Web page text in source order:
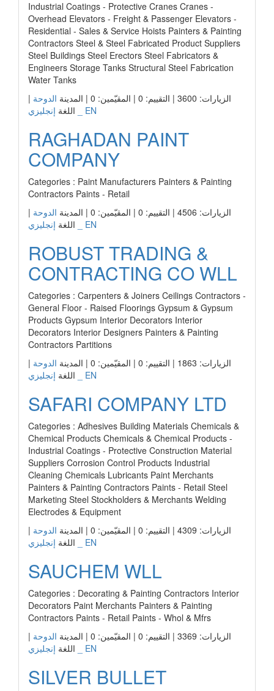
Industrial Coatings - Protective Cranes Cranes -
Overhead Elevators - Freight & Passenger Elevators -
Residential - Sales & Service Hoists Painters & Painting
Contractors Steel & Steel Fabricated Product Suppliers
Steel Buildings Steel Erectors Steel Fabricators &
Engineers Storage Tanks Structural Steel Fabrication
Water Tanks
الزيارات: 3600 | التقييم: 0 | المقيّمين: 0 | المدينة
الدوحة |
اللغة إنجليزي _ EN
RAGHADAN PAINT
COMPANY
Categories : Paint Manufacturers Painters & Painting
Contractors Paints - Retail
الزيارات: 4506 | التقييم: 0 | المقيّمين: 0 | المدينة
الدوحة |
اللغة إنجليزي _ EN
ROBUST TRADING &
CONTRACTING CO WLL
Categories : Carpenters & Joiners Ceilings Contractors -
General Floor - Raised Floorings Gypsum & Gypsum
Products Gypsum Interior Decorators Interior
Decorators Interior Designers Painters & Painting
Contractors Partitions
الزيارات: 1863 | التقييم: 0 | المقيّمين: 0 | المدينة
الدوحة |
اللغة إنجليزي _ EN
SAFARI COMPANY LTD
Categories : Adhesives Building Materials Chemicals &
Chemical Products Chemicals & Chemical Products -
Industrial Coatings - Protective Construction Material
Suppliers Corrosion Control Products Industrial
Cleaning Chemicals Lubricants Paint Merchants
Painters & Painting Contractors Paints - Retail Steel
Marketing Steel Stockholders & Merchants Welding
Electrodes & Equipment
الزيارات: 4309 | التقييم: 0 | المقيّمين: 0 | المدينة
الدوحة |
اللغة إنجليزي _ EN
SAUCHEM WLL
Categories : Decorating & Painting Contractors Interior
Decorators Paint Merchants Painters & Painting
Contractors Paints - Retail Paints - Whol & Mfrs
الزيارات: 3369 | التقييم: 0 | المقيّمين: 0 | المدينة
الدوحة |
اللغة إنجليزي _ EN
SILVER BULLET